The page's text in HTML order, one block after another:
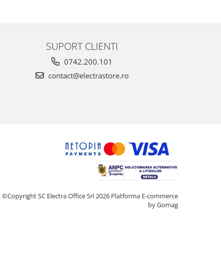
SUPORT CLIENTI
0742.200.101
contact@electrastore.ro
©Copyright SC Electra Office Srl 2026 Platforma E-commerce
by Gomag